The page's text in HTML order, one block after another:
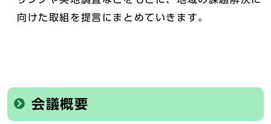
向けた取組を提言にまとめていきます。
会議概要